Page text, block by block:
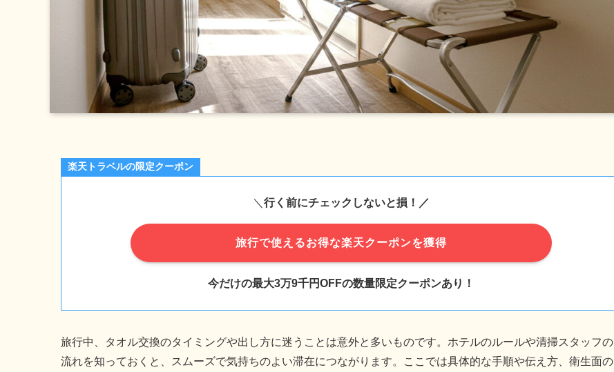
楽天トラベルの限定クーポン
＼ 行く前にチェックしないと損！／
旅行で使えるお得な楽天クーポンを獲得
今だけの最大3万9千円OFFの数量限定クーポンあり！
旅行中、タオル交換のタイミングや出し方に迷うことは意外と多いものです。ホテルのルールや清掃スタッフの
流れを知っておくと、スムーズで気持ちのよい滞在につながります。ここでは具体的な手順や伝え方、衛生面の